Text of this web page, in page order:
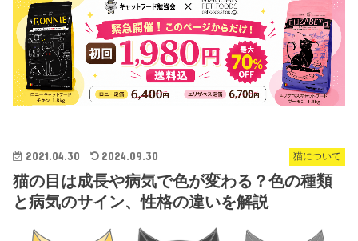
猫について
2021.04.30 2024.09.30
猫の目は成長や病気で色が変わる？色の種類
と病気のサイン、性格の違いを解説